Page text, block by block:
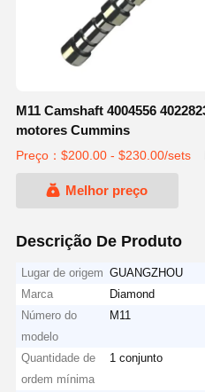
M11 Camshaft 4004556
motores Cummins
Preço：$200.00 - $230.00/sets
Melhor preço
Descrição De Produto
Lugar de origem GUANGZHOU
Marca
Diamond
Número do
modelo
M11
Quantidade de
ordem mínima
1 conjunto